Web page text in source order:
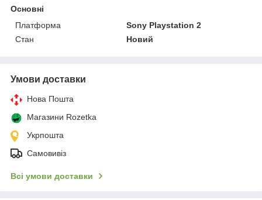
Основні
Платформа
Sony Playstation 2
Стан
Новий
Умови доставки
Нова Пошта
Магазини Rozetka
Укрпошта
Самовивіз
Всі умови доставки